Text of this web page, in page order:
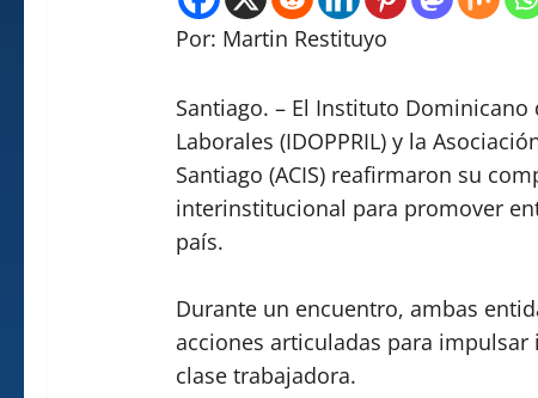
Por: Martin Restituyo
Santiago. – El Instituto
Laborales (IDOPPRIL) y la
Santiago (ACIS) reafirmaron su
interinstitucional para promover
país.
Durante un encuentro, ambas
acciones articuladas para
clase trabajadora.